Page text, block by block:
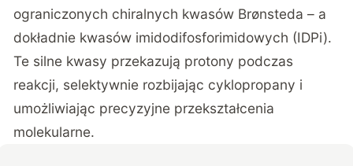
ograniczonych chiralnych kwasów Brønsteda – a
dokładnie kwasów imidodifosforimidowych (IDPi).
Te silne kwasy przekazują protony podczas
reakcji, selektywnie rozbijając cyklopropany i
umożliwiając precyzyjne przekształcenia
molekularne.